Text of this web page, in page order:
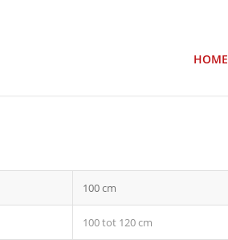
HOME
100 cm
100 tot 120 cm